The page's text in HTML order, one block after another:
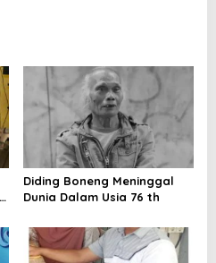
Diding Boneng Meninggal
Dunia Dalam Usia 76 th